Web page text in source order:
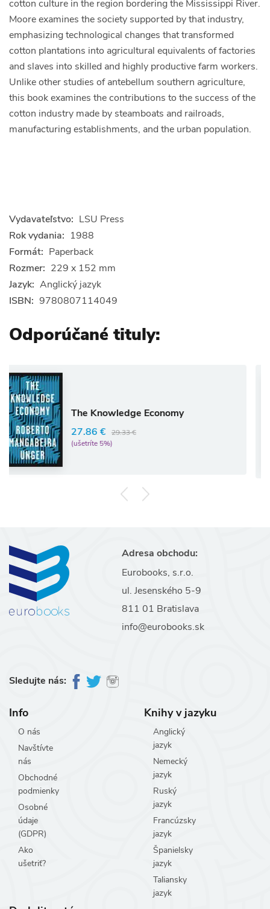
cotton culture in the region bordering the Mississippi River.
Moore examines the society supported by that industry,
emphasizing technological changes that transformed
cotton plantations into agricultural equivalents of factories
and slaves into skilled and highly productive farm workers.
Unlike other studies of antebellum southern agriculture,
this book examines the contributions to the success of the
cotton industry made by steamboats and railroads,
manufacturing establishments, and the urban population.
Vydavateľstvo: LSU Press
Rok vydania: 1988
Formát: Paperback
Rozmer: 229 x 152 mm
Jazyk: Anglický jazyk
ISBN: 9780807114049
Odporúčané tituly:
The Knowledge Economy
27.86 € 29.33 €
(ušetríte 5%)
Adresa obchodu:
Eurobooks, s.r.o.
ul. Jesenského 5-9
811 01 Bratislava
info@eurobooks.sk
Sledujte nás:
Info
O nás
Navštívte
nás
Obchodné
podmienky
Osobné
údaje
(GDPR)
Ako
ušetriť?
Knihy v jazyku
Anglický
jazyk
Nemecký
jazyk
Ruský
jazyk
Francúzsky
jazyk
Španielsky
jazyk
Taliansky
jazyk